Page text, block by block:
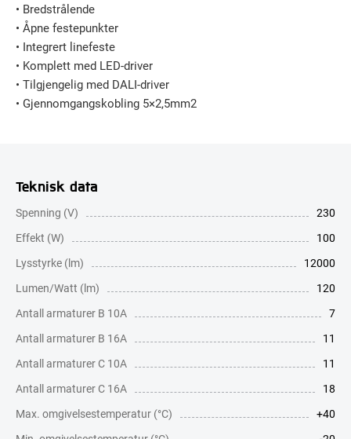
• Bredstrålende
• Åpne festepunkter
• Integrert linefeste
• Komplett med LED-driver
• Tilgjengelig med DALI-driver
• Gjennomgangskobling 5×2,5mm2
Teknisk data
Spenning (V)
230
Effekt (W)
100
Lysstyrke (lm)
12000
Lumen/Watt (lm)
120
Antall armaturer B 10A
7
Antall armaturer B 16A
11
Antall armaturer C 10A
11
Antall armaturer C 16A
18
Max. omgivelsestemperatur (°C)
+40